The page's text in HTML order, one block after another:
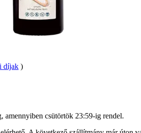
díjak )
amennyiben csütörtök 23:59-ig rendel.